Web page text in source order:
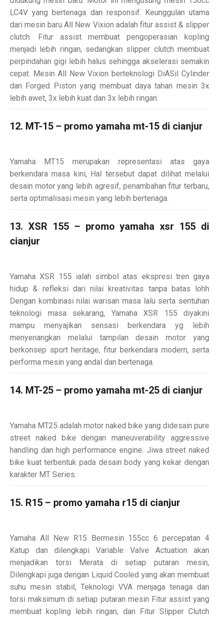
LC4V yang bertenaga dan responsif. Keunggulan utama
dari mesin baru All New Vixion adalah fitur assist & slipper
clutch. Fitur assist membuat pengoperasian kopling
menjadi lebih ringan, sedangkan slipper clutch membuat
perpindahan gigi lebih halus sehingga akselerasi semakin
cepat. Mesin All New Vixion berteknologi DiASil Cylinder
dan Forged Piston yang membuat daya tahan mesin 3x
lebih awet, 3x lebih kuat dan 3x lebih ringan.
12. MT-15 – promo yamaha mt-15 di cianjur
Yamaha MT15 merupakan representasi atas gaya
berkendara masa kini, Hal tersebut dapat dilihat melalui
desain motor yang lebih agresif, penambahan fitur terbaru,
serta optimalisasi mesin yang lebih bertenaga.
13. XSR 155 – promo yamaha xsr 155 di
cianjur
Yamaha XSR 155 ialah simbol atas ekspresi tren gaya
hidup & refleksi dari nilai kreativitas tanpa batas lohh
Dengan kombinasi nilai warisan masa lalu serta sentuhan
teknologi masa sekarang, Yamaha XSR 155 diyakini
mampu menyajikan sensasi berkendara yg lebih
menyenangkan melalui tampilan desain motor yang
berkonsep sport heritage, fitur berkendara modern, serta
performa mesin yang andal dan bertenaga.
14. MT-25 – promo yamaha mt-25 di cianjur
Yamaha MT25 adalah motor naked bike yang didesain pure
street naked bike dengan maneuverability aggressive
handling dan high performance engine. Jiwa street naked
bike kuat terbentuk pada desain body yang kekar dengan
karakter MT Series.
15. R15 – promo yamaha r15 di cianjur
Yamaha All New R15 Bermesin 155cc 6 percepatan 4
Katup dan dilengkapi Variable Valve Actuation akan
menjadikan torsi Merata di setiap putaran mesin,
Dilengkapi juga dengan Liquid Cooled yang akan membuat
suhu mesin stabil, Teknologi VVA menjaga tenaga dan
torsi maksimum di setiap putaran mesin Fitur assist yang
membuat kopling lebih ringan, dan Fitur Slipper Clutch